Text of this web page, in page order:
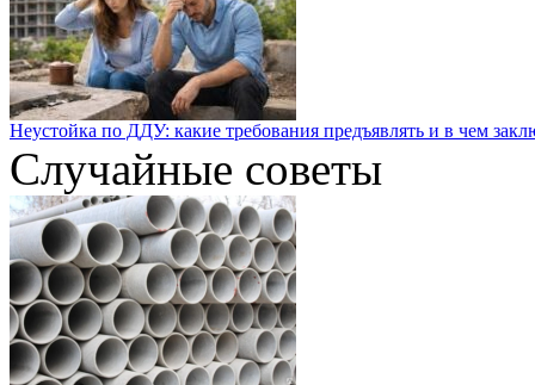
Неустойка по ДДУ: какие требования предъявлять и в чем
Случайные советы